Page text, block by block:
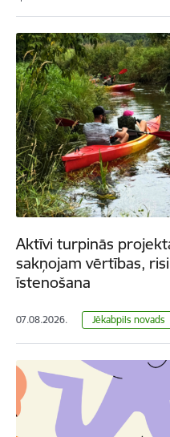
Aktīvi turpinās
sakņojam vērtības,
īstenošana
07.08.2026. Jēkabpils novads